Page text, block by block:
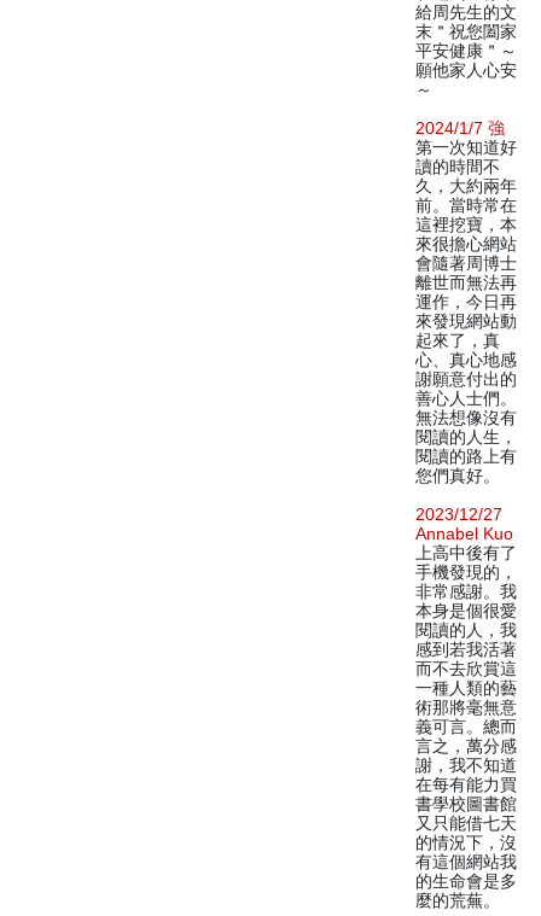
給周先生的文
末＂祝您闔家
平安健康＂～
願他家人心安
～
2024/1/7 強
第一次知道好
讀的時間不
久，大約兩年
前。當時常在
這裡挖寶，本
來很擔心網站
會隨著周博士
離世而無法再
運作，今日再
來發現網站動
起來了，真
心、真心地感
謝願意付出的
善心人士們。
無法想像沒有
閱讀的人生，
閱讀的路上有
您們真好。
2023/12/27
Annabel Kuo
上高中後有了
手機發現的，
非常感謝。我
本身是個很愛
閱讀的人，我
感到若我活著
而不去欣賞這
一種人類的藝
術那將毫無意
義可言。總而
言之，萬分感
謝，我不知道
在每有能力買
書學校圖書館
又只能借七天
的情況下，沒
有這個網站我
的生命會是多
麼的荒蕪。